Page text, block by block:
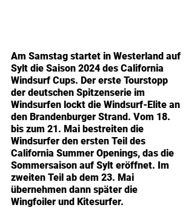
Am Samstag startet in Westerland auf
Sylt die Saison 2024 des California
Windsurf Cups. Der erste Tourstopp
der deutschen Spitzenserie im
Windsurfen lockt die Windsurf-Elite an
den Brandenburger Strand. Vom 18.
bis zum 21. Mai bestreiten die
Windsurfer den ersten Teil des
California Summer Openings, das die
Sommersaison auf Sylt eröffnet. Im
zweiten Teil ab dem 23. Mai
übernehmen dann später die
Wingfoiler und Kitesurfer.